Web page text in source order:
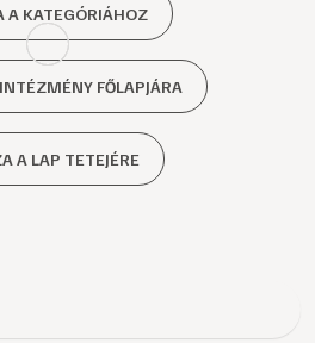
A KATEGÓRIÁHOZ
FŐLAPJÁRA
A LAP TETEJÉRE